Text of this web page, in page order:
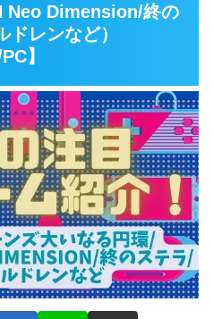
Neo Dimension/終の
レンなど）
】